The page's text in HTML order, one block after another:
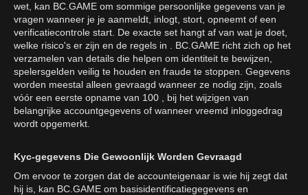
wet, kan BC.GAME om sommige persoonlijke gegevens van je
vragen wanneer je je aanmeldt, inlogt, stort, opneemt of een
verificatiecontrole start. De exacte set hangt af van wat je doet,
welke risico's er zijn en de regels in . BC.GAME richt zich op het
verzamelen van details die helpen om identiteit te bewijzen,
spelersgelden veilig te houden en fraude te stoppen. Gegevens
worden meestal alleen gevraagd wanneer ze nodig zijn, zoals
vóór een eerste opname van 100 , bij het wijzigen van
belangrijke accountgegevens of wanneer vreemd inloggedrag
wordt opgemerkt.
Kyc-gegevens Die Gewoonlijk Worden Gevraagd
Om ervoor te zorgen dat de accounteigenaar is wie hij zegt dat
hij is, kan BC.GAME om basisidentificatiegegevens en